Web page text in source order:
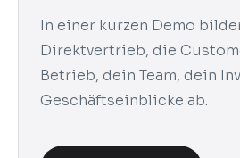
In einer kurzen Demo
Direktvertrieb, die
Betrieb, dein Team, dein
Geschäftseinblicke ab.